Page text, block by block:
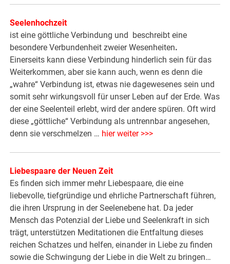
Seelenhochzeit
ist eine göttliche Verbindung und beschreibt eine
besondere Verbundenheit zweier Wesenheiten.
Einerseits kann diese Verbindung hinderlich sein für das
Weiterkommen, aber sie kann auch, wenn es denn die
„wahre“ Verbindung ist, etwas nie dagewesenes sein und
somit sehr wirkungsvoll für unser Leben auf der Erde. Was
der eine Seelenteil erlebt, wird der andere spüren. Oft wird
diese „göttliche“ Verbindung als untrennbar angesehen,
denn sie verschmelzen … hier weiter >>>
Liebespaare der Neuen Zeit
Es finden sich immer mehr Liebespaare, die eine
liebevolle, tiefgründige und ehrliche Partnerschaft führen,
die ihren Ursprung in der Seelenebene hat. Da jeder
Mensch das Potenzial der Liebe und Seelenkraft in sich
trägt, unterstützen Meditationen die Entfaltung dieses
reichen Schatzes und helfen, einander in Liebe zu finden
sowie die Schwingung der Liebe in die Welt zu bringen…